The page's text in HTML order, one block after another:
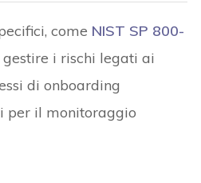
come NIST SP 800-
i rischi legati ai
di onboarding
per il monitoraggio